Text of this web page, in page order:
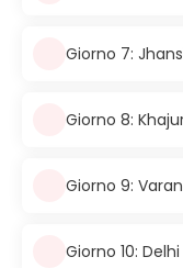
Giorno 7:
Giorno 8:
Giorno 9:
Giorno 10: Delhi